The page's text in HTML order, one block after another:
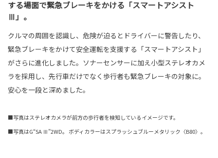
する場面で緊急ブレーキをかける「スマートアシスト
Ⅲ」。
クルマの周囲を認識し、危険が迫るとドライバーに警告したり、
緊急ブレーキをかけて安全運転を支援する「スマートアシスト」
がさらに進化しました。ソナーセンサーに加え小型ステレオカメ
ラを採用し、先行車だけでなく歩行者も緊急ブレーキの対象に。
安心を一段と深めました。
■写真はステレオカメラが前方の歩行者を検知しているイメージです。
■写真はG“SA Ⅲ”2WD。 ボディカラーはスプラッシュブルーメタリック〈B80〉。